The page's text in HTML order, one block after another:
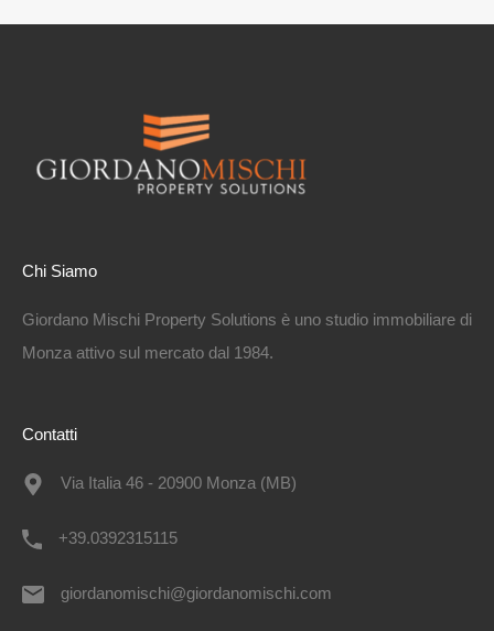
Chi Siamo
Giordano Mischi Property Solutions è uno studio immobiliare di
Monza attivo sul mercato dal 1984.
Contatti
Via Italia 46 - 20900 Monza (MB)
+39.0392315115
giordanomischi@giordanomischi.com